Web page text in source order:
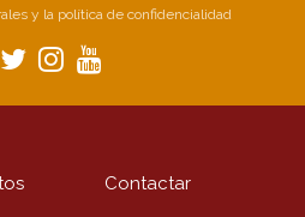
y la política de confidencialidad
Contactar